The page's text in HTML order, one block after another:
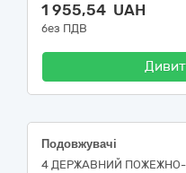
1 955,54 UAH
без ПДВ
Подовжувачі
4 ДЕРЖАВНИЙ ПОЖЕЖНО-